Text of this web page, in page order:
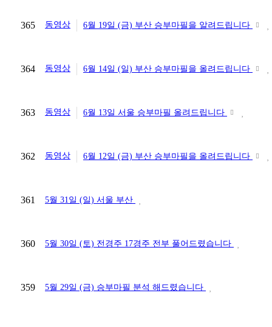
365 동영상 6월 19일 (금) 부산 승부마필을 알려드립니다
364 동영상 6월 14일 (일) 부산 승부마필을 올려드립니다
363 동영상 6월 13일 서울 승부마필 올려드립니다
362 동영상 6월 12일 (금) 부산 승부마필을 올려드립니다
361 5월 31일 (일) 서울 부산
360 5월 30일 (토) 전경주 17경주 전부 풀어드렸습니다
359 5월 29일 (금) 승부마필 분석 해드렸습니다